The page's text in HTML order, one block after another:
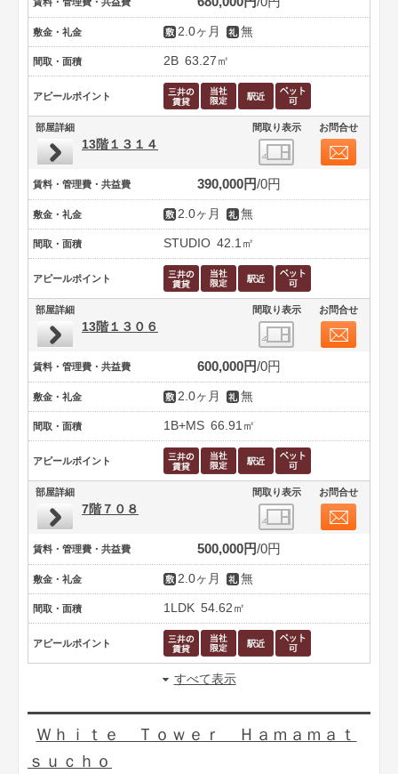
敷金・礼金 2.0ヶ月 無
間取・面積 2B 63.27㎡
アピールポイント
部屋詳細 間取り表示 お問合せ
13階１３１４
賃料・管理費・共益費 390,000円 0円
敷金・礼金 2.0ヶ月 無
間取・面積 STUDIO 42.1㎡
アピールポイント
部屋詳細 間取り表示 お問合せ
13階１３０６
賃料・管理費・共益費 600,000円 0円
敷金・礼金 2.0ヶ月 無
間取・面積 1B+MS 66.91㎡
アピールポイント
部屋詳細 間取り表示 お問合せ
7階７０８
賃料・管理費・共益費 500,000円 0円
敷金・礼金 2.0ヶ月 無
間取・面積 1LDK 54.62㎡
アピールポイント
すべて表示
Ｗｈｉｔｅ Ｔｏｗｅｒ Ｈａｍａｍａｔ
ｓｕｃｈｏ